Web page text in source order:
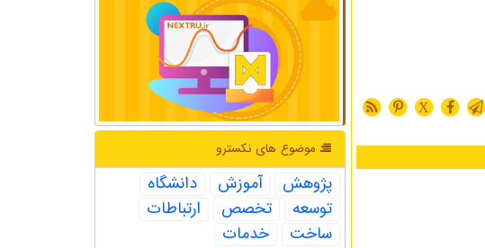
X
موضوع های نكسترو
پژوهش آموزش
دانشگاه
توسعه
تخصص
ارتباطات
ساخت
خدمات